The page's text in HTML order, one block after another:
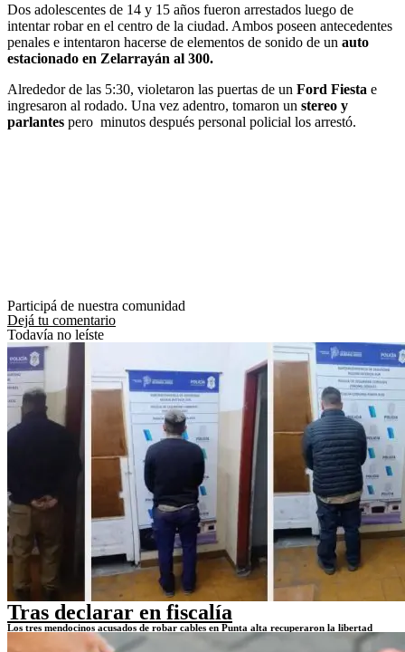
Dos adolescentes de 14 y 15 años fueron arrestados luego de
intentar robar en el centro de la ciudad. Ambos poseen antecedentes
penales e intentaron hacerse de elementos de sonido de un auto
estacionado en Zelarrayán al 300.
Alrededor de las 5:30, violetaron las puertas de un Ford Fiesta e
ingresaron al rodado. Una vez adentro, tomaron un stereo y
parlantes pero minutos después personal policial los arrestó.
Participá de nuestra comunidad
Dejá tu comentario
Todavía no leíste
Tras declarar en fiscalía
Los tres mendocinos acusados de robar cables en Punta alta recuperaron la libertad